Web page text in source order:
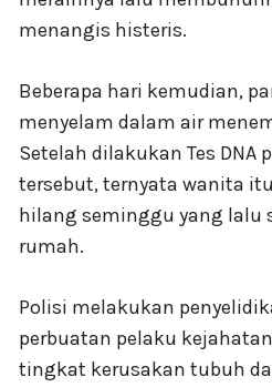
menangis histeris.
Beberapa hari kemudian,
menyelam dalam air
Setelah dilakukan Tes DNA
tersebut, ternyata wanita
hilang seminggu yang lalu
rumah.
Polisi melakukan
perbuatan pelaku
tingkat kerusakan tubuh